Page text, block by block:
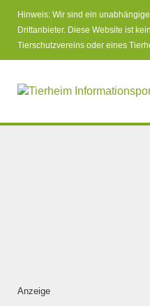
Hinweis: Wir sind ein
Drittanbieter. Diese Website ist
Tierschutzvereins oder eines
Anzeige